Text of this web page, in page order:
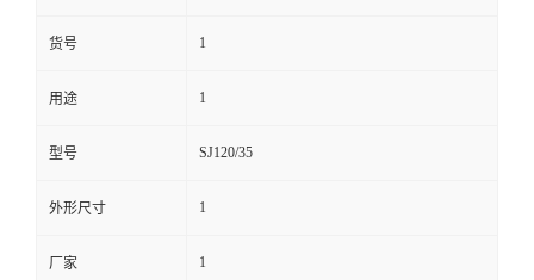
货号 1
用途 1
型号 SJ120/35
外形尺寸 1
厂家 1